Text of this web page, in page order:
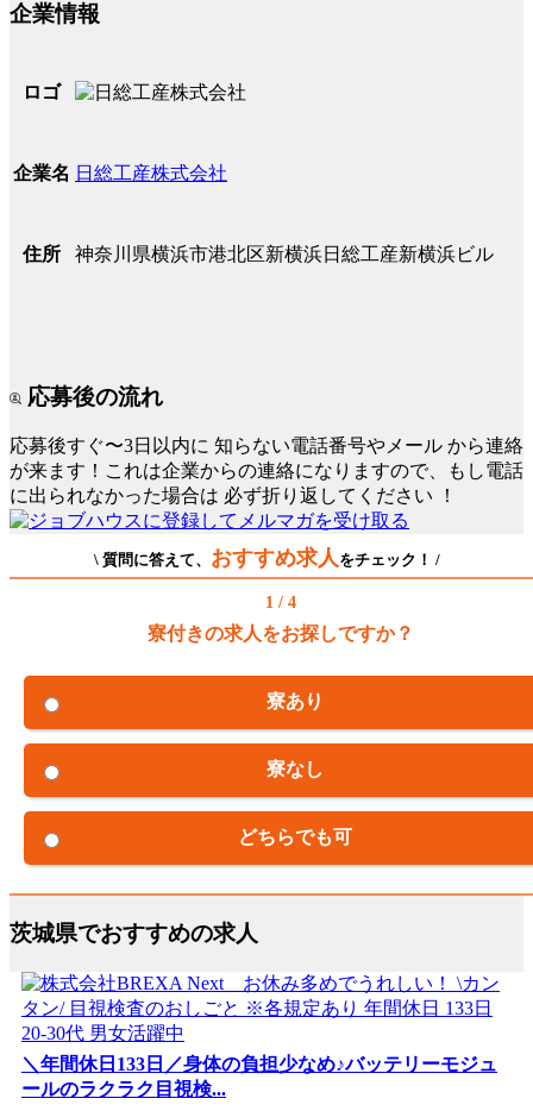
企業情報
ロゴ
企業名 日総工産株式会社
住所 神奈川県横浜市港北区新横浜日総工産新横浜ビル
応募後の流れ
応募後すぐ〜3日以内に 知らない電話番号やメール から連絡
が来ます！これは企業からの連絡になりますので、もし電話
に出られなかった場合は 必ず折り返してください ！
\ 質問に答えて、 おすすめ求人をチェック！ /
1 / 4
寮付きの求人をお探しですか？
寮あり
寮なし
どちらでも可
茨城県でおすすめの求人
＼年間休日133日／身体の負担少なめ♪バッテリーモジュ
ールのラクラク目視検...